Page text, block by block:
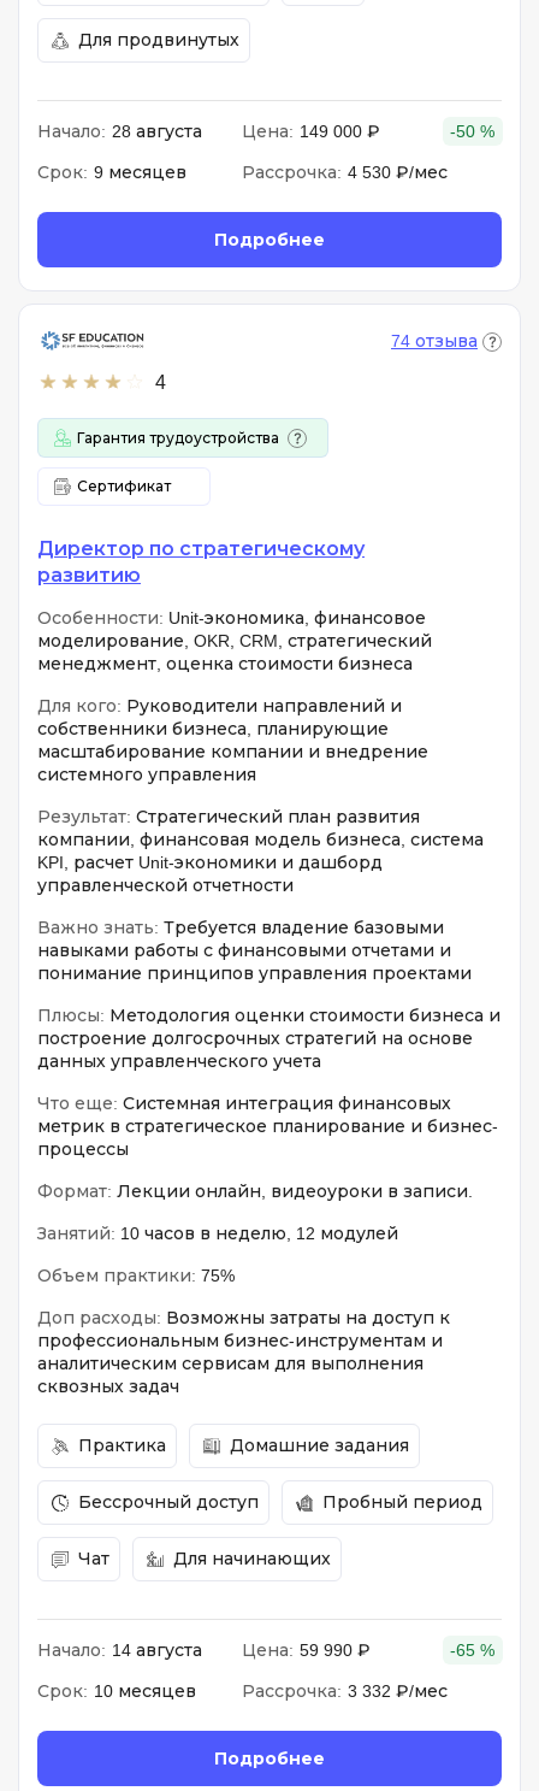
Для продвинутых
Начало: 28 августа Цена: 149 000 ₽ -50 %
Срок: 9 месяцев Рассрочка: 4 530 ₽/мес
Подробнее
4
74 отзыва
Гарантия трудоустройства
Сертификат
Директор по стратегическому
развитию
Особенности: Unit-экономика, финансовое
моделирование, OKR, CRM, стратегический
менеджмент, оценка стоимости бизнеса
Для кого: Руководители направлений и
собственники бизнеса, планирующие
масштабирование компании и внедрение
системного управления
Результат: Стратегический план развития
компании, финансовая модель бизнеса, система
KPI, расчет Unit-экономики и дашборд
управленческой отчетности
Важно знать: Требуется владение базовыми
навыками работы с финансовыми отчетами и
понимание принципов управления проектами
Плюсы: Методология оценки стоимости бизнеса и
построение долгосрочных стратегий на основе
данных управленческого учета
Что еще: Системная интеграция финансовых
метрик в стратегическое планирование и бизнес-
процессы
Формат: Лекции онлайн, видеоуроки в записи.
Занятий: 10 часов в неделю, 12 модулей
Объем практики: 75%
Доп расходы: Возможны затраты на доступ к
профессиональным бизнес-инструментам и
аналитическим сервисам для выполнения
сквозных задач
Практика Домашние задания
Бессрочный доступ Пробный период
Чат Для начинающих
Начало: 14 августа Цена: 59 990 ₽ -65 %
Срок: 10 месяцев Рассрочка: 3 332 ₽/мес
Подробнее